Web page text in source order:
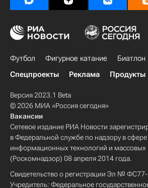
Футбол Фигурное катание Биатлон
Спецпроекты
Реклама Продукты
Версия 2023.1 Beta
© 2026 МИА «Россия сегодня»
Вакансии
Сетевое издание РИА Новости
в Федеральной службе по надзору в сфере
информационных технологий и
(Роскомнадзор) 08 апреля 2014 года.
Свидетельство о регистрации Эл №
Учредитель: Федеральное